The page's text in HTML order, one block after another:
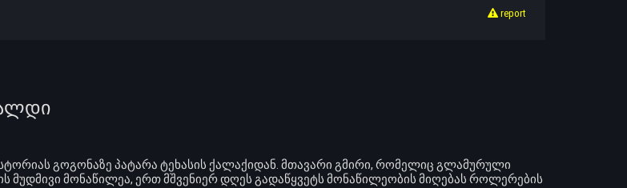
report
გოგონაზე პატარა ტეხასის ქალაქიდან. მთავარი გმირი, რომელიც გლამურული
მუდმივი მონაწილეა, ერთ მშვენიერ დღეს გადაწყვეტს მონაწილეობის მიღებას როლერების